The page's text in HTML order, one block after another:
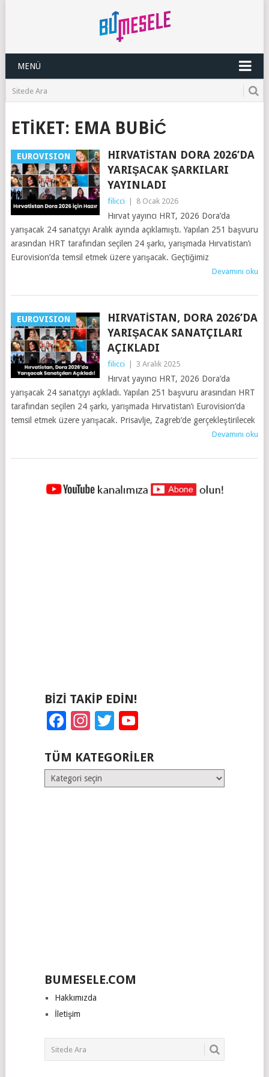
MENÜ
ETIKET: EMA BUBIĆ
EUROVISION
HIRVATISTAN DORA 2026’DA
YARIŞACAK ŞARKILARI
YAYINLADI
filicci 8 Ocak 2026
Hırvat yayıncı HRT, 2026 Dora’da
yarışacak 24 sanatçıyı Aralık ayında açıklamıştı. Yapılan 251 başvuru
arasından HRT tarafından seçilen 24 şarkı, yarışmada Hırvatistan’ı
Eurovision’da temsil etmek üzere yarışacak. Geçtiğimiz
Devamını oku
EUROVISION
HIRVATISTAN, DORA 2026’DA
YARIŞACAK SANATÇILARI
AÇIKLADI
filicci 3 Aralık 2025
Hırvat yayıncı HRT, 2026 Dora’da
yarışacak 24 sanatçıyı açıkladı. Yapılan 251 başvuru arasından HRT
tarafından seçilen 24 şarkı, yarışmada Hırvatistan’ı Eurovision’da
temsil etmek üzere yarışacak. Prisavlje, Zagreb’de gerçekleştirilecek
Devamını oku
YAZILAR
BIZI TAKIP EDIN!
Facebook
Instagram
Twitter
TÜM KATEGORILER
Tüm
Kategoriler
BUMESELE.COM
Hakkımızda
İletişim